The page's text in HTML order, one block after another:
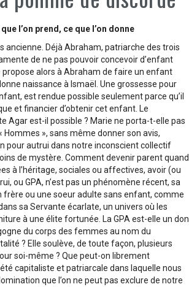
l’on prend, ce que l’on donne
ancienne. Déjà Abraham, patriarche des trois
de ne pas pouvoir concevoir d’enfant
propose alors à Abraham de faire un enfant
naissance à Ismaël. Une grossesse pour
est rendue possible seulement parce qu’il
et financier d’obtenir cet enfant. Le
Agar est-il possible ? Marie ne porta-t-elle pas
Hommes », sans même donner son avis,
pour autrui dans notre inconscient collectif
de mystère. Comment devenir parent quand
à l’héritage, sociales ou affectives, avoir (ou
ou GPA, n’est pas un phénomène récent, sa
frère ou une soeur adulte sans enfant, comme
sa Servante écarlate, un univers où les
à une élite fortunée. La GPA est-elle un don
du corps des femmes au nom du
? Elle soulève, de toute façon, plusieurs
soi-même ? Que peut-on librement
capitaliste et patriarcale dans laquelle nous
que l’on ne peut pas exclure de notre